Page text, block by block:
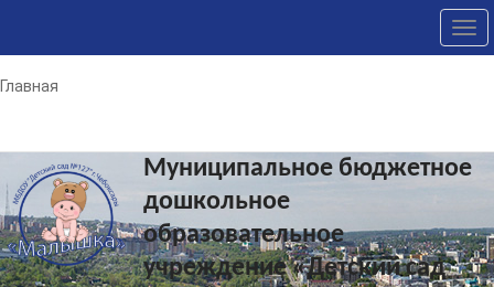
Главная
Муниципальное бюджетное
дошкольное
образовательное
учреждение «Детский сад